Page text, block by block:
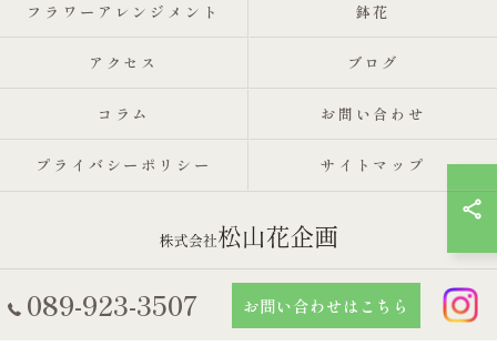
089-923-3507 お問い合わせはこちら
フラワーアレンジメント 鉢花
アクセス ブログ
コラム お問い合わせ
プライバシーポリシー サイトマップ
© 2026 愛媛県松山市の花屋なら株式会社松山花企画 ALL RIGHTS
RESERVED.